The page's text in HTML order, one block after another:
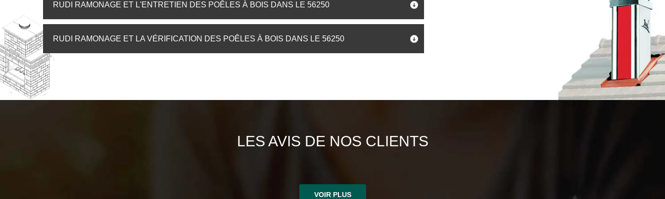
RUDI RAMONAGE ET L'ENTRETIEN DES POÊLES À BOIS DANS LE 56250
RUDI RAMONAGE ET LA VÉRIFICATION DES POÊLES À BOIS DANS LE 56250
LES AVIS DE NOS CLIENTS
VOIR PLUS